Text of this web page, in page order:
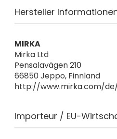
Hersteller
MIRKA
Mirka Ltd
Pensalavägen 210
66850 Jeppo, Finnland
http://www.mirka.com/
Importeur / EU-